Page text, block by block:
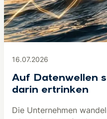
16.07.2026
Auf Datenwellen
darin ertrinken
Die Unternehmen